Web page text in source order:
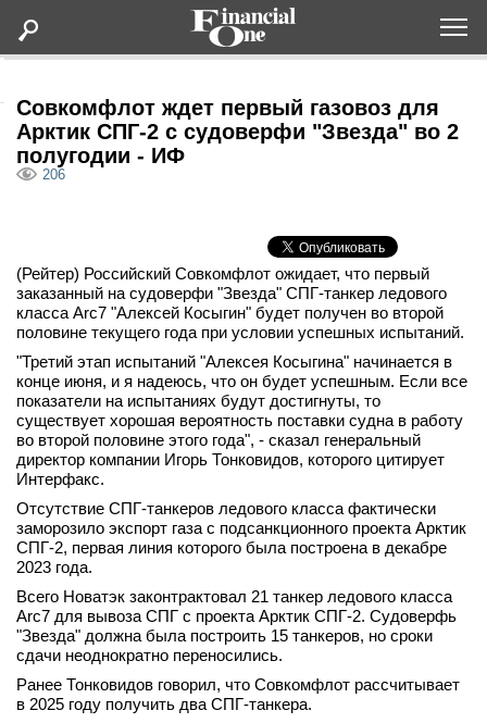
Статьи
Lifestyle
Мероприятия
Новости
Интервью
вконтакте
телеграм
Вход
Совкомфлот ждет первый газовоз для
Арктик СПГ-2 с судоверфи "Звезда" во 2
полугодии - ИФ
206
(Рейтер) Российский Совкомфлот ожидает, что первый
заказанный на судоверфи "Звезда" СПГ-танкер ледового
класса Arc7 "Алексей Косыгин" будет получен во второй
половине текущего года при условии успешных испытаний.
"Третий этап испытаний "Алексея Косыгина" начинается в
конце июня, и я надеюсь, что он будет успешным. Если все
показатели на испытаниях будут достигнуты, то
существует хорошая вероятность поставки судна в работу
во второй половине этого года", - сказал генеральный
директор компании Игорь Тонковидов, которого цитирует
Интерфакс.
Отсутствие СПГ-танкеров ледового класса фактически
заморозило экспорт газа с подсанкционного проекта Арктик
СПГ-2, первая линия которого была построена в декабре
2023 года.
Всего Новатэк законтрактовал 21 танкер ледового класса
Arc7 для вывоза СПГ с проекта Арктик СПГ-2. Судоверфь
"Звезда" должна была построить 15 танкеров, но сроки
сдачи неоднократно переносились.
Ранее Тонковидов говорил, что Совкомфлот рассчитывает
в 2025 году получить два СПГ-танкера.